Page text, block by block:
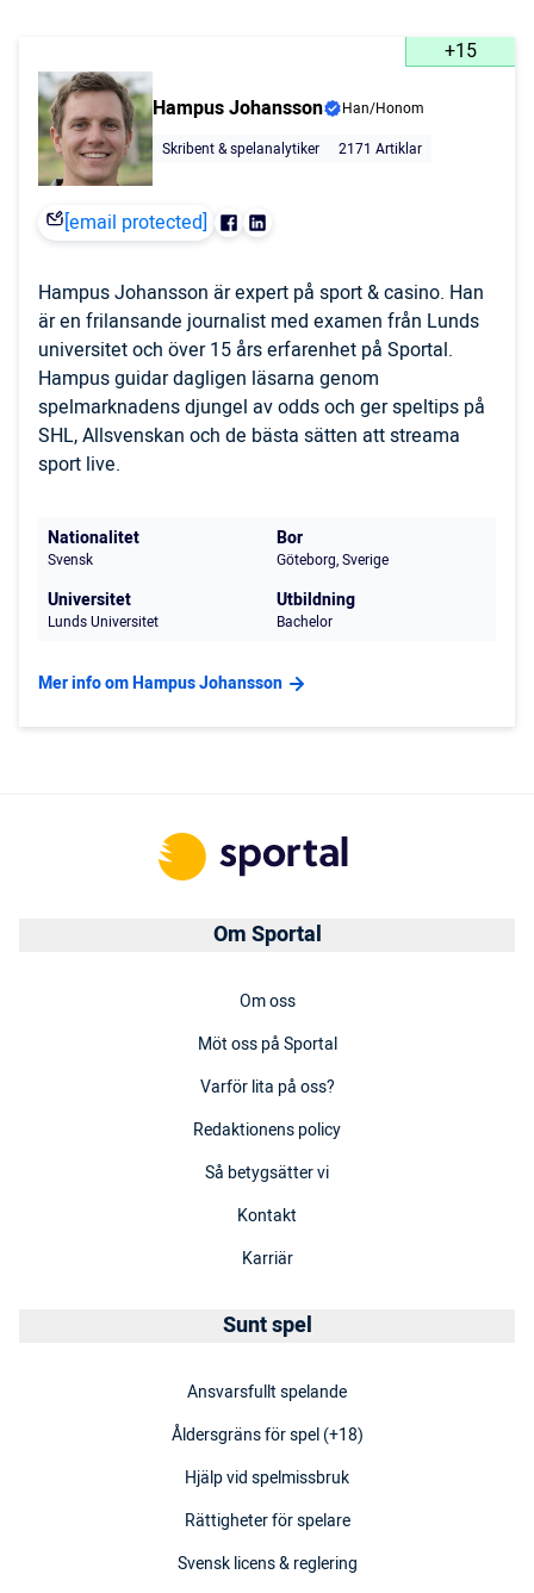
+15
Hampus Johansson
Han/Honom
Skribent & spelanalytiker
2171 Artiklar
[email protected]
Hampus Johansson är expert på sport & casino. Han
är en frilansande journalist med examen från Lunds
universitet och över 15 års erfarenhet på Sportal.
Hampus guidar dagligen läsarna genom
spelmarknadens djungel av odds och ger speltips på
SHL, Allsvenskan och de bästa sätten att streama
sport live.
Nationalitet
Svensk
Bor
Göteborg, Sverige
Universitet
Lunds Universitet
Utbildning
Bachelor
Mer info om Hampus Johansson
Om Sportal
Om oss
Möt oss på Sportal
Varför lita på oss?
Redaktionens policy
Så betygsätter vi
Kontakt
Karriär
Sunt spel
Ansvarsfullt spelande
Åldersgräns för spel (+18)
Hjälp vid spelmissbruk
Rättigheter för spelare
Svensk licens & reglering